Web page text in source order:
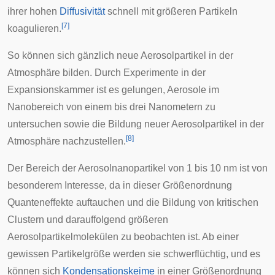
ihrer hohen Diffusivitätschnell mit größeren Partikeln
koagulieren. [7]
So können sich gänzlich neue Aerosolpartikel in der
Atmosphäre bilden. Durch Experimente in der
Expansionskammer ist es gelungen, Aerosole im
Nanobereich von einem bis drei Nanometern zu
untersuchen sowie die Bildung neuer Aerosolpartikel in der
Atmosphäre nachzustellen. [8]
Der Bereich der Aerosolnanopartikel von 1 bis 10 nm ist von
besonderem Interesse, da in dieser Größenordnung
Quanteneffekte auftauchen und die Bildung von kritischen
Clustern und darauffolgend größeren
Aerosolpartikelmolekülen zu beobachten ist. Ab einer
gewissen Partikelgröße werden sie schwerflüchtig, und es
können sich Kondensationskeime in einer Größenordnung